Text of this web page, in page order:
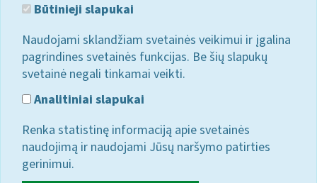
Būtinieji slapukai
Naudojami sklandžiam svetainės veikimui ir įgalina
pagrindines svetainės funkcijas. Be šių slapukų
svetainė negali tinkamai veikti.
Analitiniai slapukai
Renka statistinę informaciją apie svetainės
naudojimą ir naudojami Jūsų naršymo patirties
gerinimui.